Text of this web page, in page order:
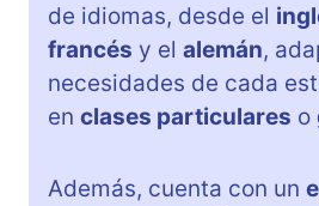
de idiomas, desde el
francés y el alemán,
necesidades de cada
en clases particulares o
Además, cuenta con un